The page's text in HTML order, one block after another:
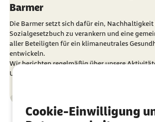
Cookie-Einwilligung
Barmer
Die Barmer setzt sich dafür ein, Nachhaltigkeit
Sozialgesetzbuch zu verankern und eine
aller Beteiligten für ein klimaneutrales
entwickeln.
Wir berichten regelmäßig über unsere
Umsetzung der Nachhaltigkeitsstrategie.